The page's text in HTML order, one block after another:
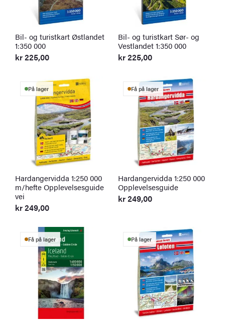
Bil- og turistkart Østlandet
1:350 000
kr225,00
Bil- og turistkart Sør- og
Vestlandet 1:350 000
kr225,00
På lager
Hardangervidda 1:250 000
m/hefte Opplevelsesguide
vei
kr249,00
Få på lager
Hardangervidda 1:250 000
Opplevelsesguide
kr249,00
Få på lager På lager